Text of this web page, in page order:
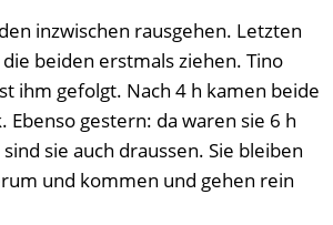
inzwischen rausgehen. Letzten
beiden erstmals ziehen. Tino
ihm gefolgt. Nach 4 h kamen beide
Ebenso gestern: da waren sie 6 h
sie auch draussen. Sie bleiben
und kommen und gehen rein